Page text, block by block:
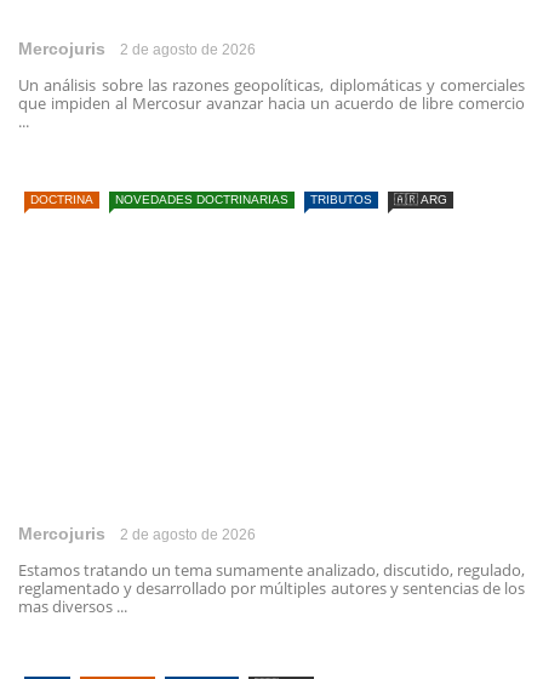
Mercojuris 2 de agosto de 2026
Un análisis sobre las razones geopolíticas, diplomáticas y comerciales
que impiden al Mercosur avanzar hacia un acuerdo de libre comercio
...
DOCTRINA NOVEDADES DOCTRINARIAS TRIBUTOS 🇦🇷 ARG
Mercojuris 2 de agosto de 2026
Estamos tratando un tema sumamente analizado, discutido, regulado,
reglamentado y desarrollado por múltiples autores y sentencias de los
mas diversos ...